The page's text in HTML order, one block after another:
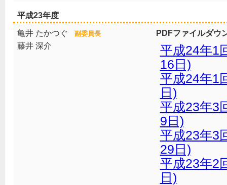
平成23年度
亀井 たかつぐ 副委員長
藤井 深介
PDFファイルダウ
平成24年1
16日)
平成24年1
日)
平成23年3
9日)
平成23年3
29日)
平成23年2
日)